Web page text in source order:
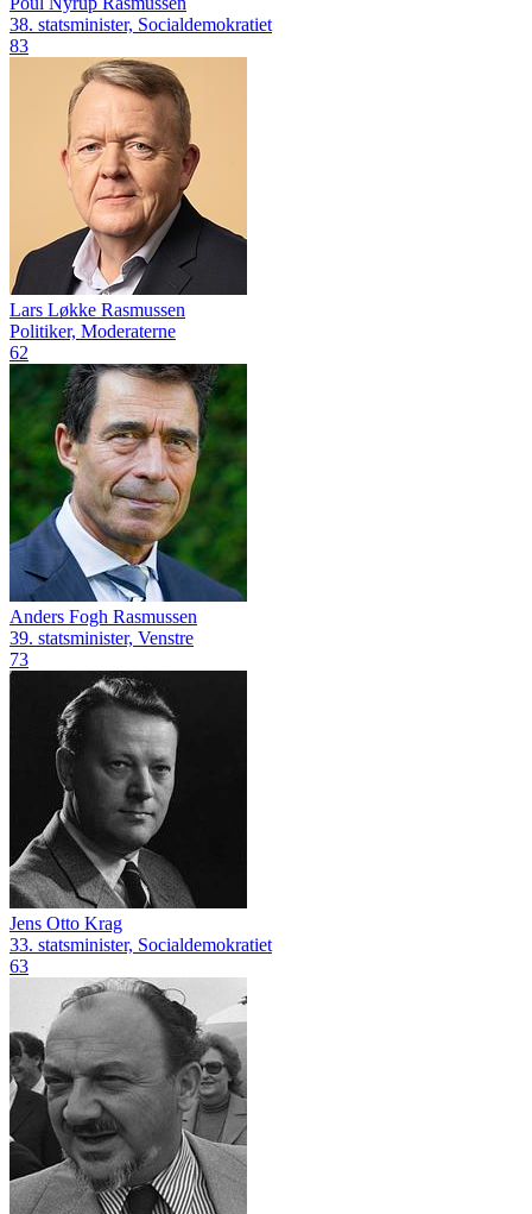
38. statsminister, Socialdemokratiet
83
Lars Løkke Rasmussen
Politiker, Moderaterne
62
Anders Fogh Rasmussen
39. statsminister, Venstre
73
Jens Otto Krag
33. statsminister, Socialdemokratiet
63